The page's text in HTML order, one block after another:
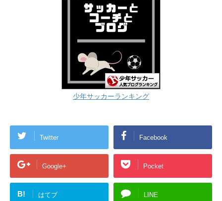
少年サッカーランキング
Twitter Facebook
Google+ Pocket
B! はてブ LINE